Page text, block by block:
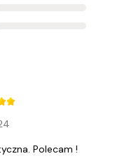
Polecam !